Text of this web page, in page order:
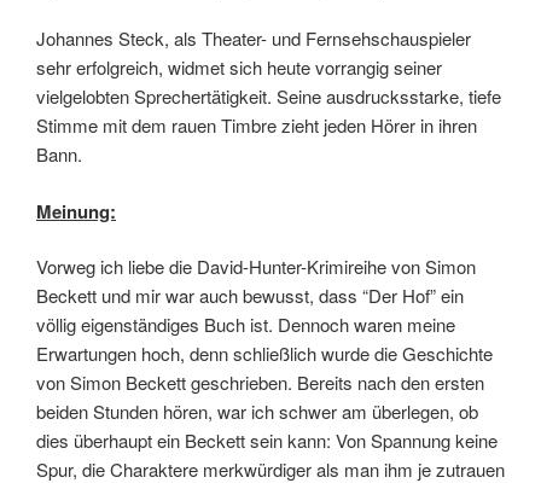
Johannes Steck, als Theater- und Fernsehschauspieler
sehr erfolgreich, widmet sich heute vorrangig seiner
vielgelobten Sprechertätigkeit. Seine ausdrucksstarke, tiefe
Stimme mit dem rauen Timbre zieht jeden Hörer in ihren
Bann.
Meinung:
Vorweg ich liebe die David-Hunter-Krimireihe von Simon
Beckett und mir war auch bewusst, dass “Der Hof” ein
völlig eigenständiges Buch ist. Dennoch waren meine
Erwartungen hoch, denn schließlich wurde die Geschichte
von Simon Beckett geschrieben. Bereits nach den ersten
beiden Stunden hören, war ich schwer am überlegen, ob
dies überhaupt ein Beckett sein kann: Von Spannung keine
Spur, die Charaktere merkwürdiger als man ihm je zutrauen